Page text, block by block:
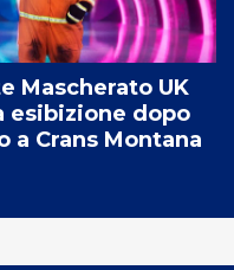
Mascherato UK
esibizione dopo
a Crans Montana